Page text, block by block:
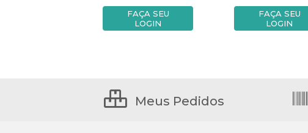
FAÇA SEU
LOGIN
FAÇA SEU
LOGIN
Meus Pedidos